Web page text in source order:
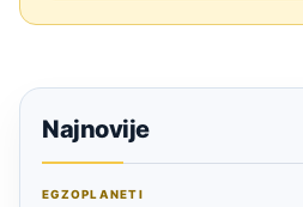
Najnovije
EGZOPLANETI